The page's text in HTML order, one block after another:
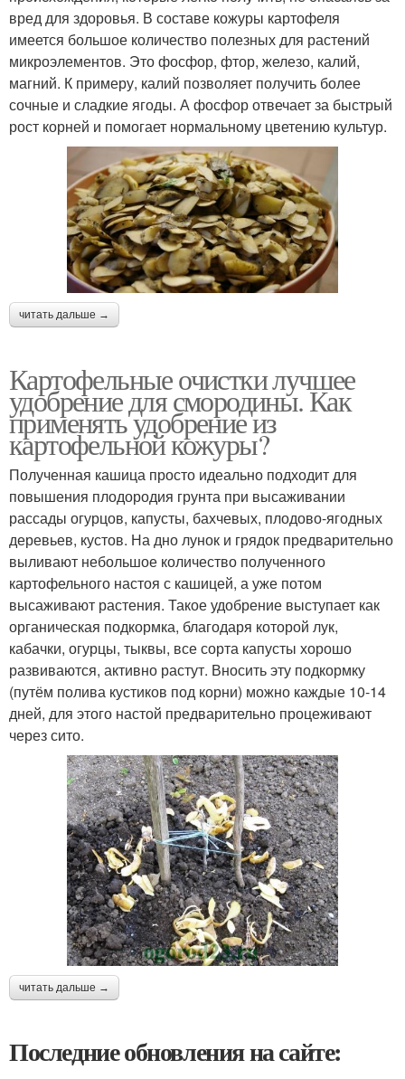
вред для здоровья. В составе кожуры картофеля
имеется большое количество полезных для растений
микроэлементов. Это фосфор, фтор, железо, калий,
магний. К примеру, калий позволяет получить более
сочные и сладкие ягоды. А фосфор отвечает за быстрый
рост корней и помогает нормальному цветению культур.
читать дальше →
Картофельные очистки лучшее
удобрение для смородины. Как
применять удобрение из
картофельной кожуры?
Полученная кашица просто идеально подходит для
повышения плодородия грунта при высаживании
рассады огурцов, капусты, бахчевых, плодово-ягодных
деревьев, кустов. На дно лунок и грядок предварительно
выливают небольшое количество полученного
картофельного настоя с кашицей, а уже потом
высаживают растения. Такое удобрение выступает как
органическая подкормка, благодаря которой лук,
кабачки, огурцы, тыквы, все сорта капусты хорошо
развиваются, активно растут. Вносить эту подкормку
(путём полива кустиков под корни) можно каждые 10-14
дней, для этого настой предварительно процеживают
через сито.
читать дальше →
Последние обновления на сайте: